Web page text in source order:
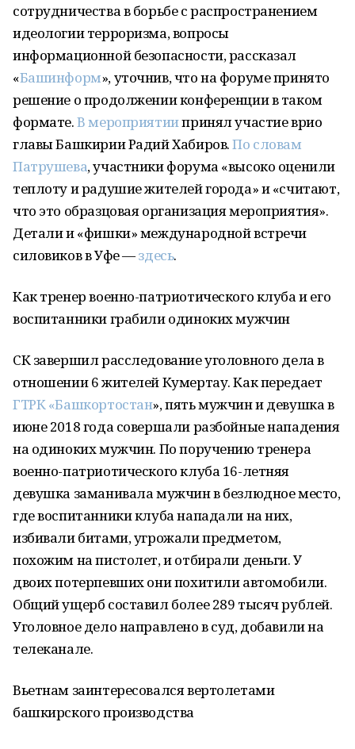
сотрудничества в борьбе с распространением
идеологии терроризма, вопросы
информационной безопасности, рассказал
«Башинформ», уточнив, что на форуме принято
решение о продолжении конференции в таком
формате.В мероприятиипринял участие врио
главы Башкирии Радий Хабиров.По словам
Патрушева, участники форума «высоко оценили
теплоту и радушие жителей города» и «считают,
что это образцовая организация мероприятия».
Детали и «фишки» международной встречи
силовиков в Уфе —здесь.
Как тренер военно-патриотического клуба и его
воспитанники грабили одиноких мужчин
СК завершил расследование уголовного дела в
отношении 6 жителей Кумертау. Как передает
ГТРК «Башкортостан», пять мужчин и девушка в
июне 2018 года совершали разбойные нападения
на одиноких мужчин. По поручению тренера
военно-патриотического клуба 16-летняя
девушка заманивала мужчин в безлюдное место,
где воспитанники клуба нападали на них,
избивали битами, угрожали предметом,
похожим на пистолет, и отбирали деньги. У
двоих потерпевших они похитили автомобили.
Общий ущерб составил более 289 тысяч рублей.
Уголовное дело направлено в суд, добавили на
телеканале.
Вьетнам заинтересовался вертолетами
башкирского производства